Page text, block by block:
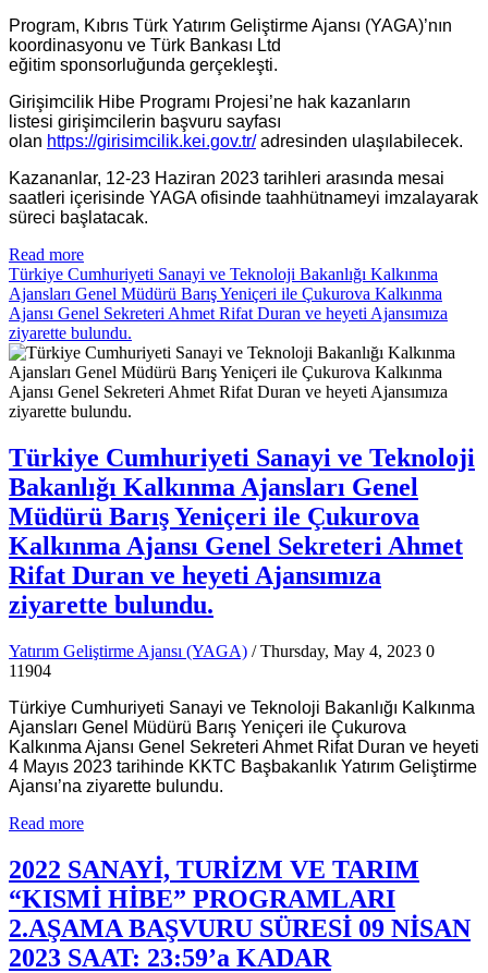
Program, Kıbrıs Türk Yatırım Geliştirme Ajansı (YAGA)’nın
koordinasyonu ve Türk Bankası Ltd
eğitim sponsorluğunda gerçekleşti.
Girişimcilik Hibe Programı Projesi’ne hak kazanların
listesi girişimcilerin başvuru sayfası
olan https://girisimcilik.kei.gov.tr/adresinden ulaşılabilecek.
Kazananlar, 12-23 Haziran 2023 tarihleri arasında mesai
saatleri içerisinde YAGA ofisinde taahhütnameyi imzalayarak
süreci başlatacak.
Read more
Türkiye Cumhuriyeti Sanayi ve Teknoloji Bakanlığı Kalkınma
Ajansları Genel Müdürü Barış Yeniçeri ile Çukurova Kalkınma
Ajansı Genel Sekreteri Ahmet Rifat Duran ve heyeti Ajansımıza
ziyarette bulundu.
Türkiye Cumhuriyeti Sanayi ve Teknoloji
Bakanlığı Kalkınma Ajansları Genel
Müdürü Barış Yeniçeri ile Çukurova
Kalkınma Ajansı Genel Sekreteri Ahmet
Rifat Duran ve heyeti Ajansımıza
ziyarette bulundu.
Yatırım Geliştirme Ajansı (YAGA) / Thursday, May 4, 2023 0
11904
Türkiye Cumhuriyeti Sanayi ve Teknoloji Bakanlığı Kalkınma
Ajansları Genel Müdürü Barış Yeniçeri ile Çukurova
Kalkınma Ajansı Genel Sekreteri Ahmet Rifat Duran ve heyeti
4 Mayıs 2023 tarihinde KKTC Başbakanlık Yatırım Geliştirme
Ajansı’na ziyarette bulundu.
Read more
2022 SANAYİ, TURİZM VE TARIM
“KISMİ HİBE” PROGRAMLARI
2.AŞAMA BAŞVURU SÜRESİ 09 NİSAN
2023 SAAT: 23:59’a KADAR